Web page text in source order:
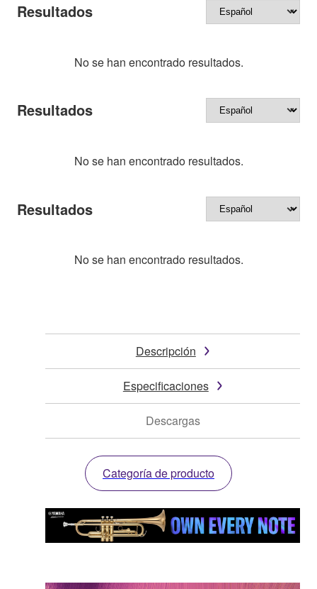
Resultados
No se han encontrado resultados.
Resultados
No se han encontrado resultados.
Resultados
No se han encontrado resultados.
Descripción
Especificaciones
Descargas
Categoría de producto